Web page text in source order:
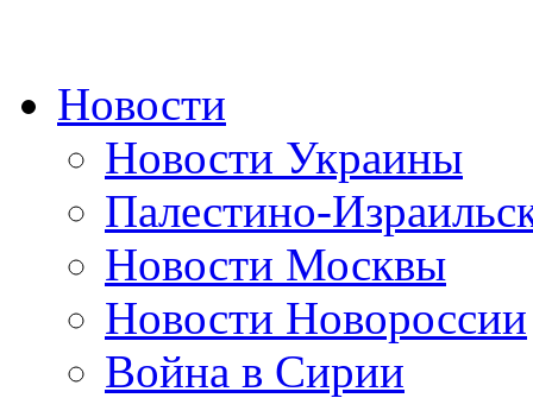
Новости
Новости Украины
Палестино-
Новости Москвы
Новости Новороссии
Война в Сирии